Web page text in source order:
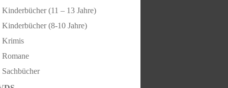
Kinderbücher (11 – 13 Jahre)
Kinderbücher (8-10 Jahre)
Krimis
Romane
Sachbücher